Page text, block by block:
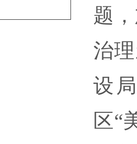
题
治
设
区“